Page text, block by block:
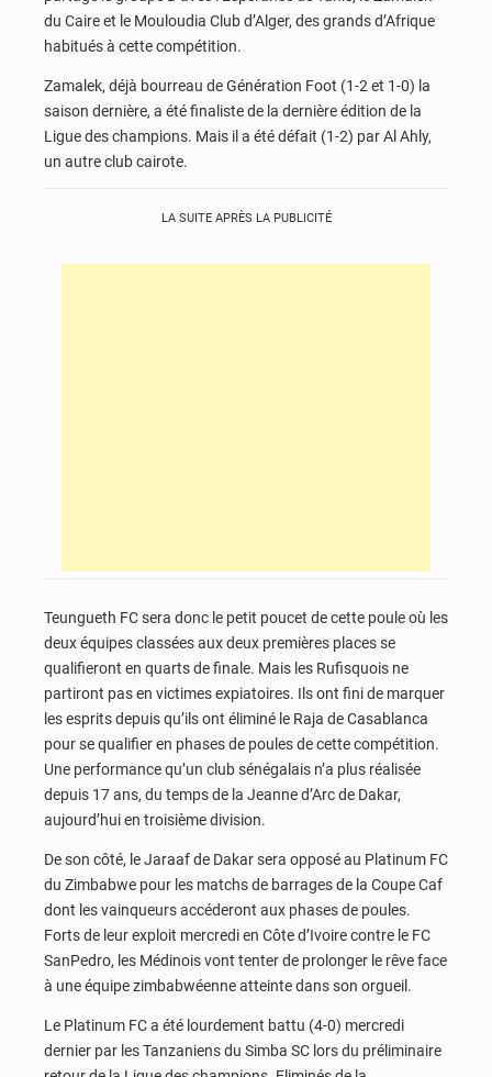
du Caire et le Mouloudia Club d’Alger, des grands d’Afrique
habitués à cette compétition.
Zamalek, déjà bourreau de Génération Foot (1-2 et 1-0) la
saison dernière, a été finaliste de la dernière édition de la
Ligue des champions. Mais il a été défait (1-2) par Al Ahly,
un autre club cairote.
LA SUITE APRÈS LA PUBLICITÉ
Teungueth FC sera donc le petit poucet de cette poule où les
deux équipes classées aux deux premières places se
qualifieront en quarts de finale. Mais les Rufisquois ne
partiront pas en victimes expiatoires. Ils ont fini de marquer
les esprits depuis qu’ils ont éliminé le Raja de Casablanca
pour se qualifier en phases de poules de cette compétition.
Une performance qu’un club sénégalais n’a plus réalisée
depuis 17 ans, du temps de la Jeanne d’Arc de Dakar,
aujourd’hui en troisième division.
De son côté, le Jaraaf de Dakar sera opposé au Platinum FC
du Zimbabwe pour les matchs de barrages de la Coupe Caf
dont les vainqueurs accéderont aux phases de poules.
Forts de leur exploit mercredi en Côte d’Ivoire contre le FC
SanPedro, les Médinois vont tenter de prolonger le rêve face
à une équipe zimbabwéenne atteinte dans son orgueil.
Le Platinum FC a été lourdement battu (4-0) mercredi
dernier par les Tanzaniens du Simba SC lors du préliminaire